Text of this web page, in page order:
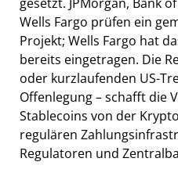
Wells Fargo prüfen ein
Projekt; Wells Fargo hat
bereits eingetragen. Die
oder kurzlaufenden US-
Offenlegung – schafft die
Stablecoins von der
regulären
Regulatoren und